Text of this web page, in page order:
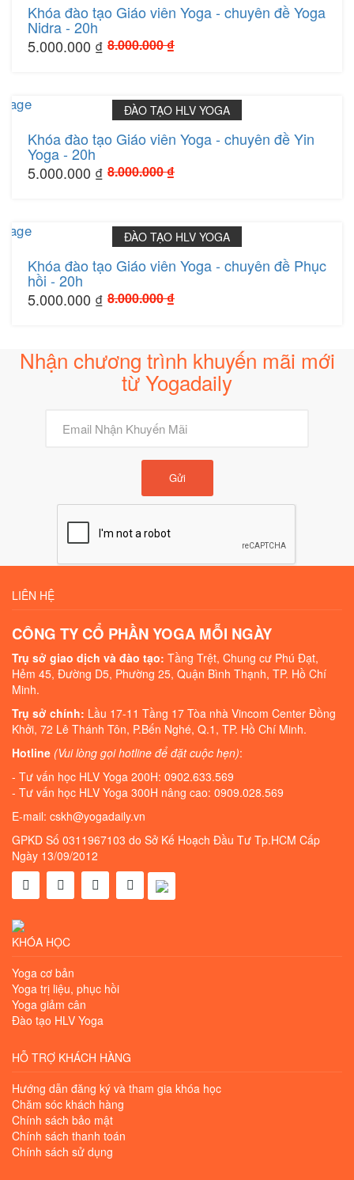
Khóa đào tạo Giáo viên Yoga - chuyên đề Yoga
Nidra - 20h
5.000.000 ₫ 8.000.000 ₫
ĐÀO TẠO HLV YOGA
Khóa đào tạo Giáo viên Yoga - chuyên đề Yin
Yoga - 20h
5.000.000 ₫ 8.000.000 ₫
ĐÀO TẠO HLV YOGA
Khóa đào tạo Giáo viên Yoga - chuyên đề Phục
hồi - 20h
5.000.000 ₫ 8.000.000 ₫
Nhận chương trình khuyến mãi mới
từ Yogadaily
Gửi
LIÊN HỆ
CÔNG TY CỔ PHẦN YOGA MỖI NGÀY
Trụ sở giao dịch và đào tạo: Tầng Trệt, Chung cư Phú Đạt,
Hẻm 45, Đường D5, Phường 25, Quận Bình Thạnh, TP. Hồ Chí
Minh.
Trụ sở chính: Lầu 17-11 Tầng 17 Tòa nhà Vincom Center Đồng
Khởi, 72 Lê Thánh Tôn, P.Bến Nghé, Q.1, TP. Hồ Chí Minh.
Hotline (Vui lòng gọi hotline để đặt cuộc hẹn):
- Tư vấn học HLV Yoga 200H: 0902.633.569
- Tư vấn học HLV Yoga 300H nâng cao: 0909.028.569
E-mail: cskh@yogadaily.vn
GPKD Số 0311967103 do Sở Kế Hoạch Đầu Tư Tp.HCM Cấp
Ngày 13/09/2012
KHÓA HỌC
Yoga cơ bản
Yoga trị liệu, phục hồi
Yoga giảm cân
Đào tạo HLV Yoga
HỖ TRỢ KHÁCH HÀNG
Hướng dẫn đăng ký và tham gia khóa học
Chăm sóc khách hàng
Chính sách bảo mật
Chính sách thanh toán
Chính sách sử dụng